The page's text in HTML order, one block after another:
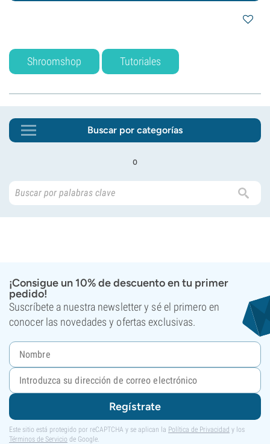
Shroomshop Tutoriales
Buscar por categorías
o
¡Consigue un 10% de descuento en tu primer
pedido!
Suscríbete a nuestra newsletter y sé el primero en
conocer las novedades y ofertas exclusivas.
Regístrate
Este sitio está protegido por reCAPTCHA y se aplican la Política de Privacidad y los
Términos de Servicio de Google.